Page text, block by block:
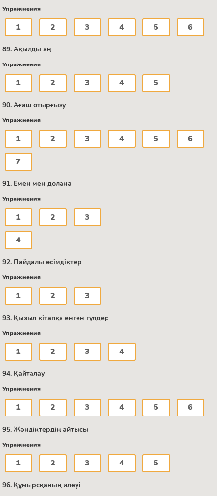
Упражнения
1 2 3 4 5 6
89. Ақылды аң
Упражнения
1 2 3 4 5
90. Ағаш отырғызу
Упражнения
1 2 3 4 5 6
7
91. Емен мен долана
Упражнения
1 2 3
4
92. Пайдалы өсімдіктер
Упражнения
1 2 3
93. Қызыл кітапқа енген гүлдер
Упражнения
1 2 3 4
94. Қайталау
Упражнения
1 2 3 4 5 6
95. Жәндіктердің айтысы
Упражнения
1 2 3 4 5
96. Құмырсқаның илеуі